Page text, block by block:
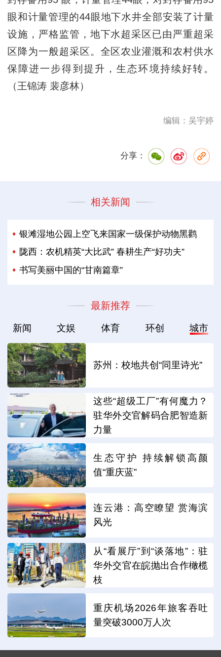
眼和计量管理的44眼地下水井全部安装了计量
设施，严格监管，地下水超采区已由严重超采
区降为一般超采区。全区农业灌溉和农村供水
保障进一步得到提升，生态环境持续好转。
（王锦涛 裴彦林）
编辑：吴宇婷
分享：
相关新闻
银滩湿地公园上空飞来国家一级保护动物黑鹳
陇西：农机精英“大比武” 春耕生产“好功夫”
书写美丽中国的“甘南篇章”
最新推荐
新闻 文娱 体育 环创 城市
苏州：校地共创“同里诗光”
这些“超级工厂”有何魔力？
驻华外交官解码合肥智造新
力量
生态守护 持续解锁高颜
值“重庆蓝”
连云港：高空瞭望 赏海滨
风光
从“看展厅”到“谈落地”：驻
华外交官在皖抛出合作橄榄
枝
重庆机场2026年旅客吞吐
量突破3000万人次